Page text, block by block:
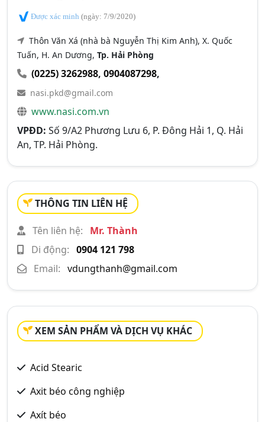
Được xác minh (ngày: 7/9/2020)
Thôn Văn Xá (nhà bà Nguyễn Thị Kim Anh), X. Quốc
Tuấn, H. An Dương, Tp. Hải Phòng
(0225) 3262988, 0904087298,
nasi.pkd@gmail.com
www.nasi.com.vn
VPĐD: Số 9/A2 Phương Lưu 6, P. Đông Hải 1, Q. Hải
An, TP. Hải Phòng.
THÔNG TIN LIÊN HỆ
Tên liên hệ:
Mr. Thành
Di động: 0904 121 798
Email: vdungthanh@gmail.com
XEM SẢN PHẨM VÀ DỊCH VỤ KHÁC
Acid Stearic
Axit béo công nghiệp
Axít béo